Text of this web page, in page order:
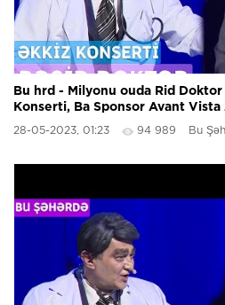
Bu hrd - Milyonu ouda Rid
Konserti, Ba Sponsor Avant Vista
28-05-2023, 01:23 94 989 Bu